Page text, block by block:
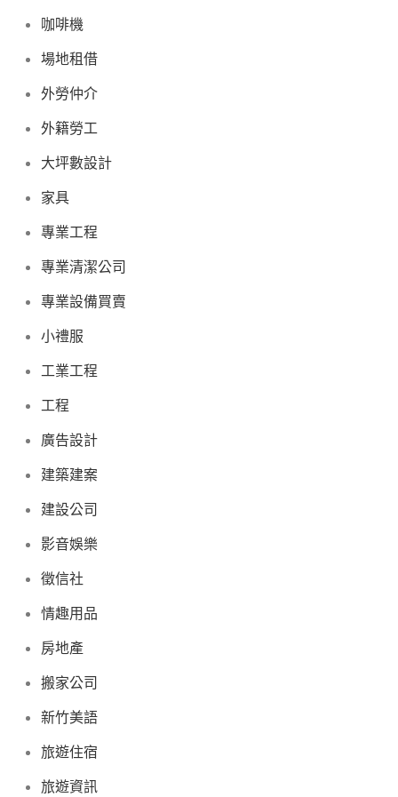
咖啡機
場地租借
外勞仲介
外籍勞工
大坪數設計
家具
專業工程
專業清潔公司
專業設備買賣
小禮服
工業工程
工程
廣告設計
建築建案
建設公司
影音娛樂
徵信社
情趣用品
房地產
搬家公司
新竹美語
旅遊住宿
旅遊資訊